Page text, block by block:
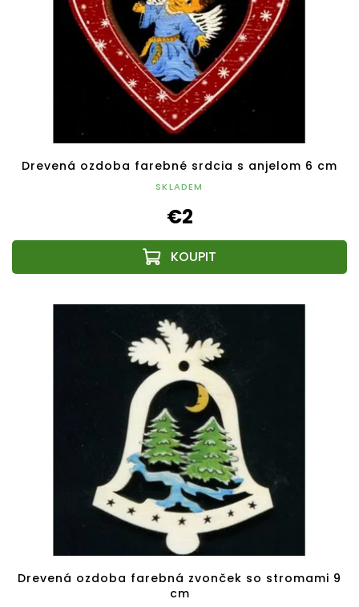
Drevená ozdoba farebné srdcia s anjelom 6 cm
SKLADEM
€2
Drevená ozdoba farebná zvonček so stromami 9
cm